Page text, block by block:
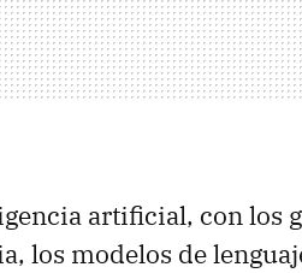
artificial, con los
los modelos de